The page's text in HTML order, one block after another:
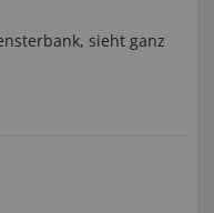
sieht ganz